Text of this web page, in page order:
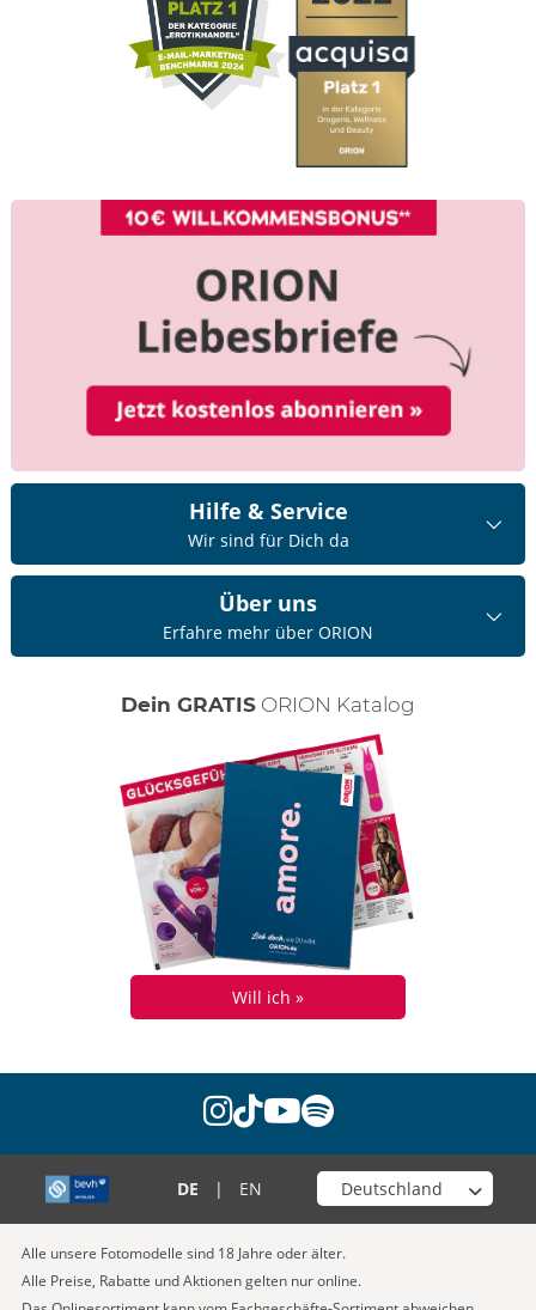
Hilfe & Service
Wir sind für Dich da
Über uns
Erfahre mehr über ORION
Dein GRATIS ORION Katalog
Will ich »
instagram
tiktok
youtube
spotify
DE | EN Wähle deinen Shop
Alle unsere Fotomodelle sind 18 Jahre oder älter.
Alle Preise, Rabatte und Aktionen gelten nur online.